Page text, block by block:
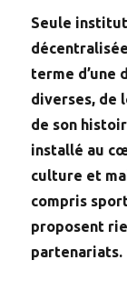
Seule
terme d’une
diverses, de
de son
installé au
culture et
compris
proposent
partenariats.